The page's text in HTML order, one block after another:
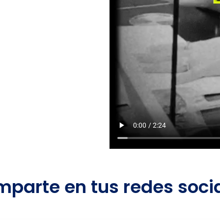
en tus redes